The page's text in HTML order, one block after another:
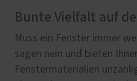
Bunte Vielfalt auf
Muss ein Fenster immer
sagen nein und bieten
Fenstermaterialien